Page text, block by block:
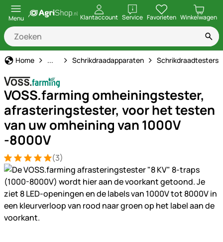
Menu Klantaccount ServiceopenenFavorieten Winkelwagen
Home Schrikdraad
... Schrikdraadapparaten Schrikdraadtesters
VOSS.farming omheiningstester,
afrasteringstester, voor het testen
van uw omheining van 1000V
-8000V
Beoordeling: 5 van 5 (3 beoordelingen)
3 Bewertungen
(3)
Productgalerij